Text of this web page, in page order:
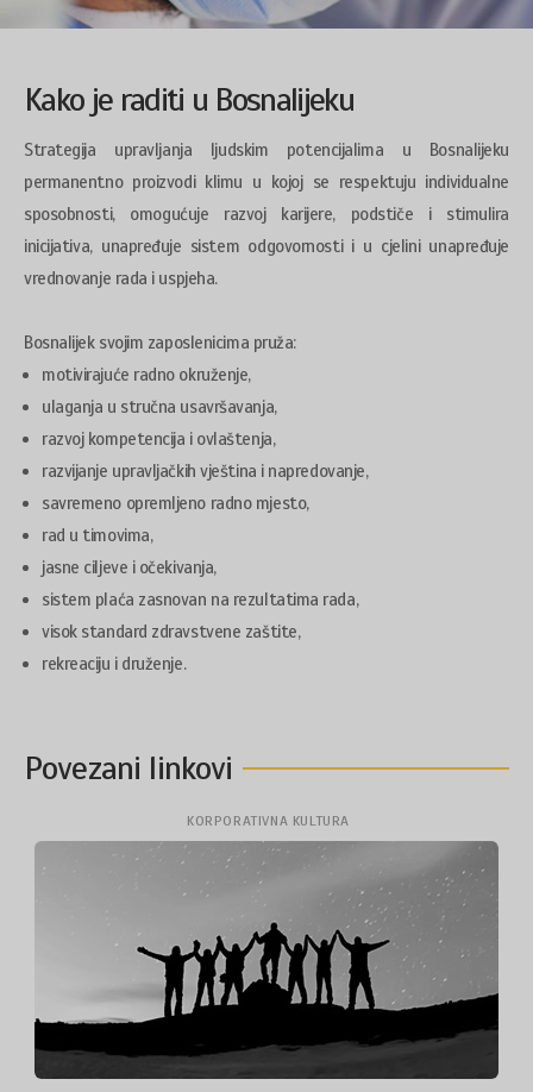
Kako je raditi u Bosnalijeku
Strategija upravljanja ljudskim potencijalima u Bosnalijeku
permanentno proizvodi klimu u kojoj se respektuju individualne
sposobnosti, omogućuje razvoj karijere, podstiče i stimulira
inicijativa, unapređuje sistem odgovornosti i u cjelini unapređuje
vrednovanje rada i uspjeha.
Bosnalijek svojim zaposlenicima pruža:
motivirajuće radno okruženje,
ulaganja u stručna usavršavanja,
razvoj kompetencija i ovlaštenja,
razvijanje upravljačkih vještina i napredovanje,
savremeno opremljeno radno mjesto,
rad u timovima,
jasne ciljeve i očekivanja,
sistem plaća zasnovan na rezultatima rada,
visok standard zdravstvene zaštite,
rekreaciju i druženje.
Povezani linkovi
KORPORATIVNA KULTURA